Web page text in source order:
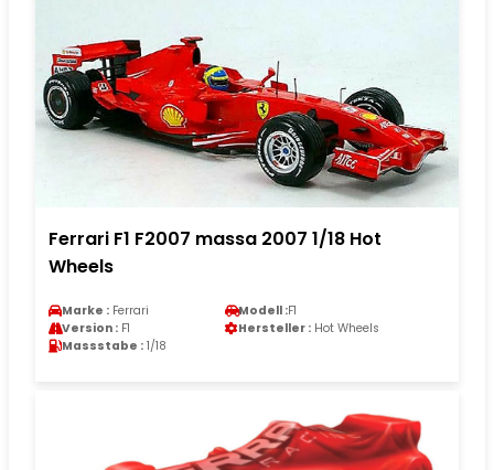
Ferrari F1 F2007 massa 2007 1/18 Hot
Wheels
Marke : Ferrari Modell :F1
Version : F1 Hersteller : Hot Wheels
Massstabe : 1/18